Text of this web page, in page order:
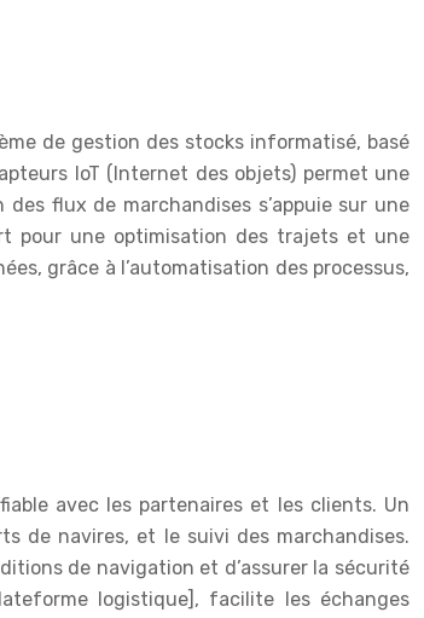
de gestion des stocks informatisé, basé
IoT (Internet des objets) permet une
flux de marchandises s’appuie sur une
pour une optimisation des trajets et une
grâce à l’automatisation des processus,
avec les partenaires et les clients. Un
de navires, et le suivi des marchandises.
de navigation et d’assurer la sécurité
logistique], facilite les échanges